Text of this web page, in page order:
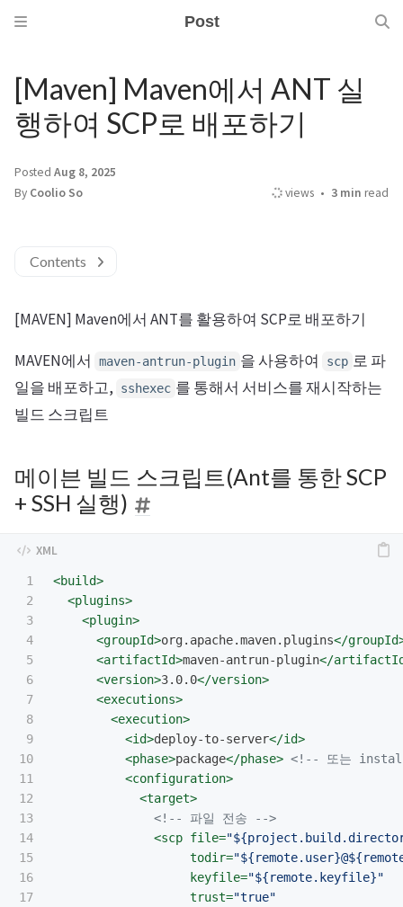
Post
[Maven] Maven에서 ANT 실
행하여 SCP로 배포하기
Posted Aug 8, 2025
By Coolio So views 3 min read
Contents
[MAVEN] Maven에서 ANT를 활용하여 SCP로 배포하기
MAVEN에서 maven-antrun-plugin 을 사용하여 scp 로 파
일을 배포하고,
sshexec 를 통해서 서비스를 재시작하는
빌드 스크립트
메이븐 빌드 스크립트(Ant를 통한 SCP
+ SSH 실행)
1
2
3
4
5
6
7
8
9
10
11
12
13
14
15
16
17
<build>
<plugins>
<plugin>
<groupId>org.apache.maven.plugins</
<artifactId>maven-antrun-plugin</
<version>3.0.0</version>
<executions>
<execution>
<id>deploy-to-server</id>
<phase>package</phase> <!-- 또는
<configuration>
<target>
<!-- 파일 전송 -->
<scp file=
todir=
keyfile="${remote.keyfile}"
trust="true"